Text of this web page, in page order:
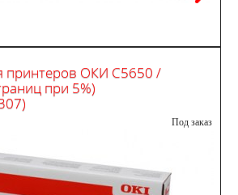
принтеров ОКИ С5650 /
при 5%)
Под заказ